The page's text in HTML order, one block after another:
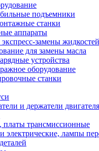
подъемники
станки
аппараты
замены жидкостей
для замены масла
устройства
оборудование
станки
и держатели
платы трансмиссионные
электрические, лампы